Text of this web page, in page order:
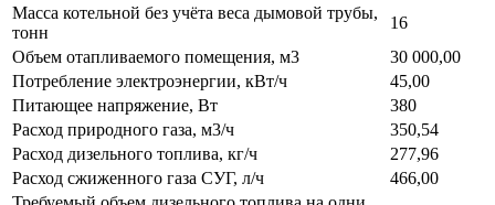
Масса котельной без учёта веса дымовой трубы,
тонн
16
Объем отапливаемого помещения, м3
30 000,00
Потребление электроэнергии, кВт/ч
45,00
Питающее напряжение, Вт
380
Расход природного газа, м3/ч
350,54
Расход дизельного топлива, кг/ч
277,96
Расход сжиженного газа СУГ, л/ч
466,00